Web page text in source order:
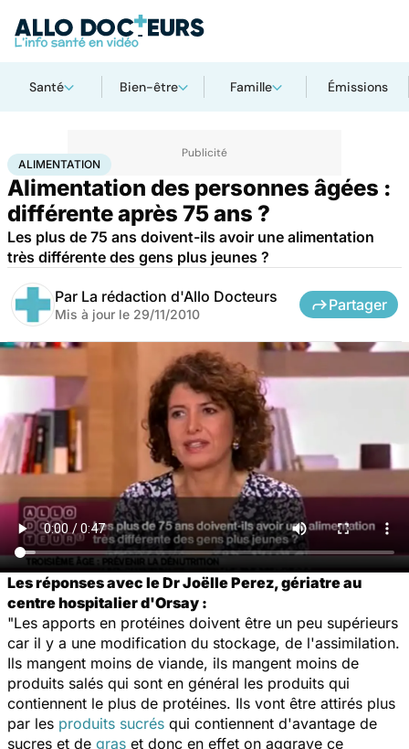
Santé Bien-être Famille Émissions
AccueilSantéMaladies Alimentation
ALIMENTATION
Alimentation des personnes âgées :
différente après 75 ans ?
Les plus de 75 ans doivent-ils avoir une alimentation
très différente des gens plus jeunes ?
Par La rédaction d'Allo Docteurs
Mis à jour le 29/11/2010
Partager
Les réponses avec le Dr Joëlle Perez, gériatre au
centre hospitalier d'Orsay :
"Les apports en protéines doivent être un peu supérieurs
car il y a une modification du stockage, de l'assimilation.
Ils mangent moins de viande, ils mangent moins de
produits salés qui sont en général les produits qui
contiennent le plus de protéines. Ils vont être attirés plus
par les produits sucrés qui contiennent d'avantage de
sucres et de gras et donc en effet on aggrave ce